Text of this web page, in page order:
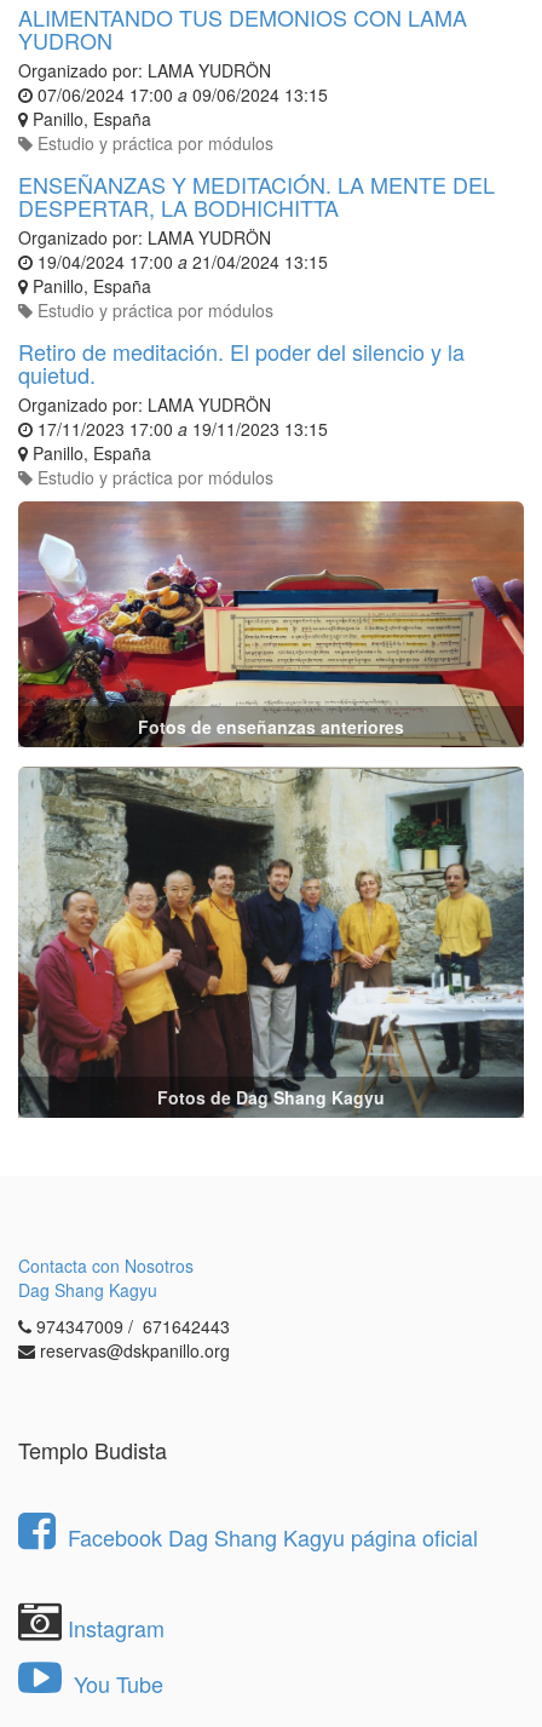
ALIMENTANDO TUS DEMONIOS CON LAMA
YUDRON
Organizado por: LAMA YUDRÖN
07/06/2024 17:00 a 09/06/2024 13:15
Panillo, España
Estudio y práctica por módulos
ENSEÑANZAS Y MEDITACIÓN. LA MENTE DEL
DESPERTAR, LA BODHICHITTA
Organizado por: LAMA YUDRÖN
19/04/2024 17:00 a 21/04/2024 13:15
Panillo, España
Estudio y práctica por módulos
Retiro de meditación. El poder del silencio y la
quietud.
Organizado por: LAMA YUDRÖN
17/11/2023 17:00 a 19/11/2023 13:15
Panillo, España
Estudio y práctica por módulos
Fotos de enseñanzas anteriores
Fotos de Dag Shang Kagyu
Contacta con Nosotros
Dag Shang Kagyu
974347009 / 671642443
reservas@dskpanillo.org
Templo Budista
Facebook Dag Shang Kagyu página oficial
Instagram
You Tube